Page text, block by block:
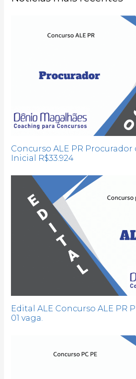
Concurso ALE PR Procurador
Inicial R$33.924
Edital ALE Concurso ALE PR
01 vaga.